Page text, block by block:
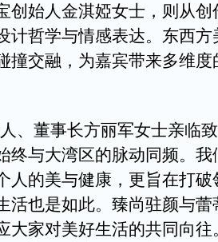
创始人金淇婭女士，则从
计哲学与情感表达。东西
撞交融，为嘉宾带来多维
、董事长方丽军女士亲临
终与大湾区的脉动同频。
人的美与健康，更旨在打
也是如此。臻尚驻颜与蕾
大家对美好生活的共同向